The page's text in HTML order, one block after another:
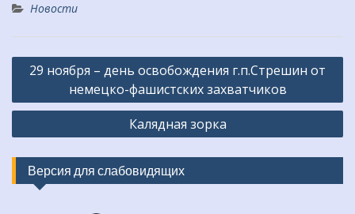
Новости
Навигация
записям
29 ноября – день освобождения г.п.Стрешин от
немецко-фашистских захватчиков
Калядная зорка
Версия для слабовидящих